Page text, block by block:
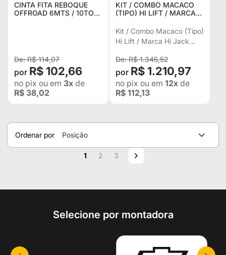
CINTA FITA REBOQUE
OFFROAD 6MTS / 10TON
R$ 114,07
R$ 102,66
no pix ou em 3x de
R$ 38,02
KIT / COMBO MACACO
(TIPO) HI LIFT / MARCA
SUPORTE + BASE
Kit / Combo Macaco (Tipo)
Hi Lift / Marca Hi Jack
R$ 1.345,52
R$ 1.210,97
no pix ou em 12x de
R$ 112,13
Ordenar por
Posição
Página
Você esta lendo a pagina
1 Página
2 Página
3 Página
Próximo
Selecione por montadora